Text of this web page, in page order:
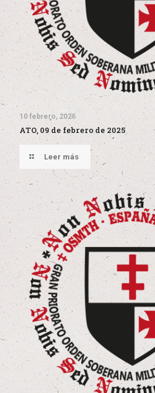
10 febrero, 2025
ATO, 09 de febrero de 2025
Leer más